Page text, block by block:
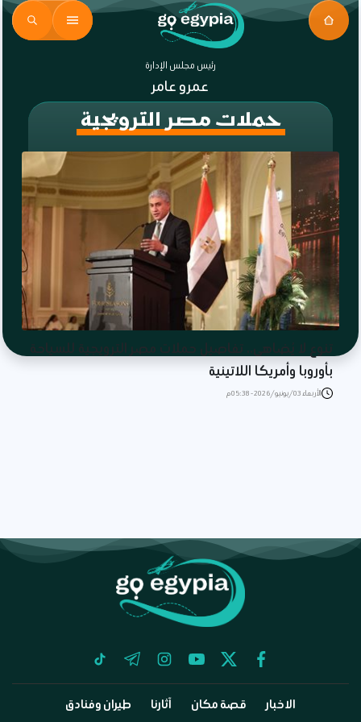
رئيس مجلس الإدارة
عمرو عامر
حملات مصر الترويجية
تنوع لا يُضاهى.. تفاصيل حملات مصر الترويجية للسياحة
بأوروبا وأمريكا اللاتينية
الأربعاء 03/يونيو/2026 - 05:38 م
facebook
twitter
youtube
instagram
telegram
tiktok
الاخبار قصة مكان آثارنا طيران وفنادق